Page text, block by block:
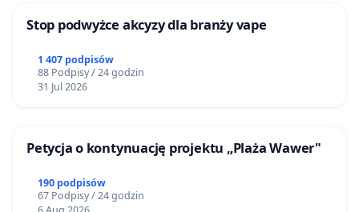
Stop podwyżce akcyzy dla branży vape
1 407 podpisów
88 Podpisy / 24 godzin
31 Jul 2026
Petycja o kontynuację projektu „Plaża Wawer"
190 podpisów
67 Podpisy / 24 godzin